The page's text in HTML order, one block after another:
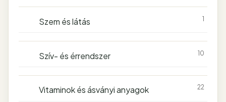
Szem és látás 1
Szív- és érrendszer 10
Vitaminok és ásványi anyagok 22